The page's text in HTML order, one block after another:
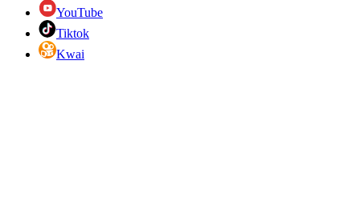
YouTube
Tiktok
Kwai